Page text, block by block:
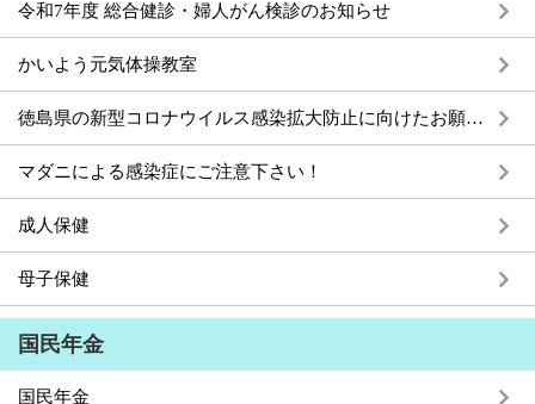
令和7年度 総合健診・婦人がん検診のお知らせ
かいよう元気体操教室
徳島県の新型コロナウイルス感染拡大防止に向けたお願いについて
マダニによる感染症にご注意下さい！
成人保健
母子保健
国民年金
国民年金